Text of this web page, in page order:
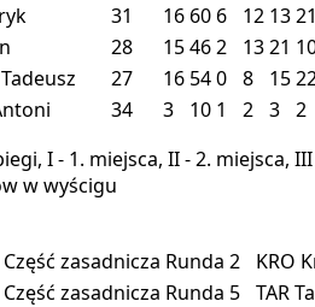
31 16 60 6 12 1321
28 15462 1321
27 16 540 8 15
34 3 10 1 2 3 2
I - 1. miejsca, II - 2. miejsca,
w wyścigu
Część zasadnicza Runda 2 KRO
Część zasadnicza Runda 5 TAR